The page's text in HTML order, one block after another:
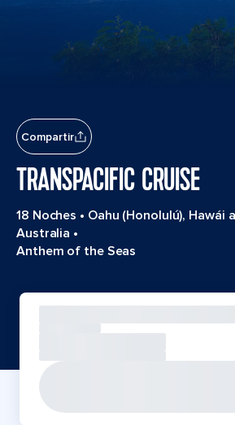
Compartir
TRANSPACIFIC CRUISE
18 Noches • Oahu (Honolulú), Hawái
Australia •
Anthem of the Seas